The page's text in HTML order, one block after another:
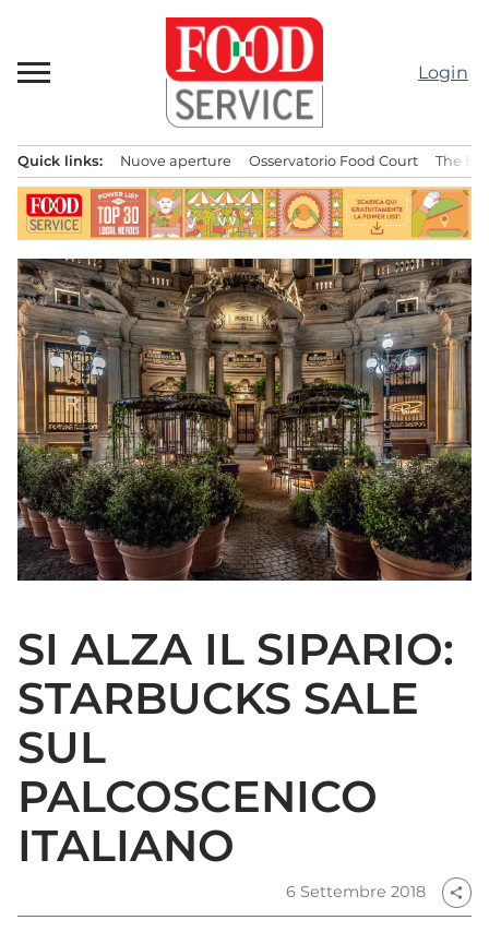
contenuto
Login
principale
Quick links: Nuove aperture Osservatorio Food Court The
SI ALZA IL SIPARIO:
STARBUCKS SALE
SUL
PALCOSCENICO
ITALIANO
6 Settembre 2018 share